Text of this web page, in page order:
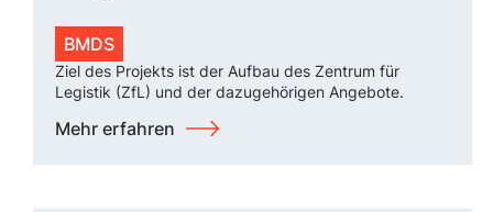
BMDS
Ziel des Projekts ist der Aufbau des Zentrum für
Legistik (ZfL) und der dazugehörigen Angebote.
Mehr erfahren